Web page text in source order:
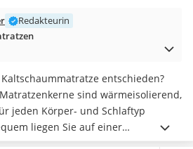
4
Redakteurin
entschieden?
sind wärmeisolierend,
jeden Körper- und Schlaftyp
liegen Sie auf einer
einer Höhe ab 19 cm. Um eine